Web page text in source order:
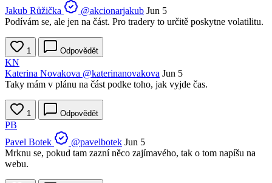
Jakub Růžička
@akcionarjakub Jun 5
Podívám se, ale jen na část. Pro tradery to určitě poskytne volatilitu.
1 Odpovědět
KN
Katerina Novakova @katerinanovakova Jun 5
Taky mám v plánu na část podke toho, jak vyjde čas.
1 Odpovědět
PB
Pavel Botek
@pavelbotek Jun 5
Mrknu se, pokud tam zazní něco zajímavého, tak o tom napíšu na
webu.